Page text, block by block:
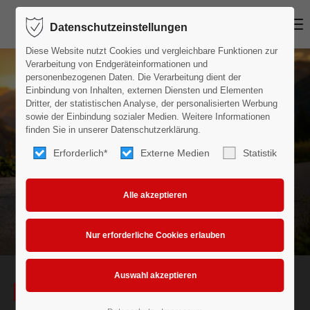
Login
Benutzername
Passwort
Support
Lorem ipsum dolor sit amet:
FORD KUGA ERLEBEN
Datenschutzeinstellungen
Diese Website nutzt Cookies und vergleichbare Funktionen zur
Verarbeitung von Endgeräteinformationen und
personenbezogenen Daten. Die Verarbeitung dient der
Einbindung von Inhalten, externen Diensten und Elementen
Dritter, der statistischen Analyse, der personalisierten Werbung
sowie der Einbindung sozialer Medien. Weitere Informationen
finden Sie in unserer Datenschutzerklärung.
Erforderlich* Externe Medien Statistik